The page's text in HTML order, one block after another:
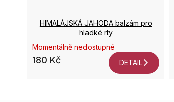
HIMALÁJSKÁ JAHODA balzám pro
hladké rty
Momentálně nedostupné
180 Kč DETAIL